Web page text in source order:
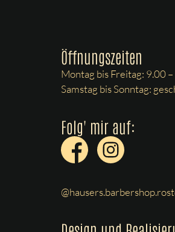
Öffnungszeiten
Montag bis Freitag: 9.00
Samstag bis Sonntag:
Folg' mir auf: